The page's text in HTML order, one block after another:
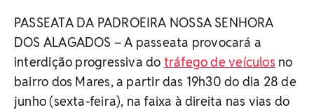
PASSEATA DA PADROEIRA NOSSA SENHORA
DOS ALAGADOS – A passeata provocará a
interdição progressiva do tráfego de veículos no
bairro dos Mares, a partir das 19h30 do dia 28 de
junho (sexta-feira), na faixa à direita nas vias do